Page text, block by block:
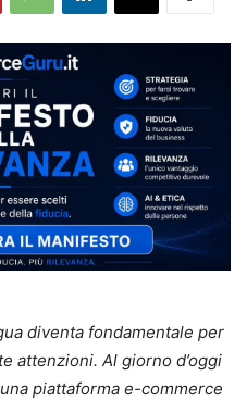
diventa fondamentale per
attenzioni. Al giorno d’oggi
piattaforma e-commerce